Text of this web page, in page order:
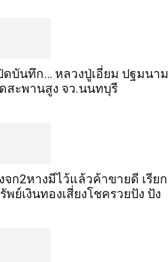
ดบันทึก… หลวงปู่เอี่ยม ​ปฐม​นาม​
สะพานสูง​ จว.นนทบุรี
จก​2​หาง​มีไว้แล้ว​ค้าขาย​ดี​ เรียก​
พย์เงินทอง​เสี่ยงโชค​รวยปัง​ ปัง​